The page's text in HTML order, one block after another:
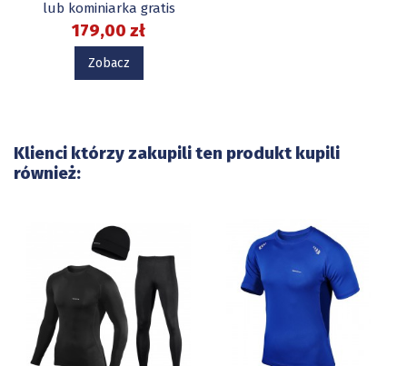
lub kominiarka gratis
179,00 zł
Zobacz
Klienci którzy zakupili ten produkt kupili
również: